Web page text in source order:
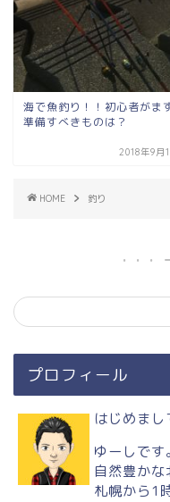
海で魚釣り！！初心者がま
準備すべきものは？
2018年9月
HOME 釣り
プロフィール
はじめまし
ゆーしです
自然豊かな
札幌から1